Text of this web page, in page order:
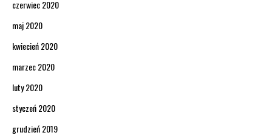
czerwiec 2020
maj 2020
kwiecień 2020
marzec 2020
luty 2020
styczeń 2020
grudzień 2019